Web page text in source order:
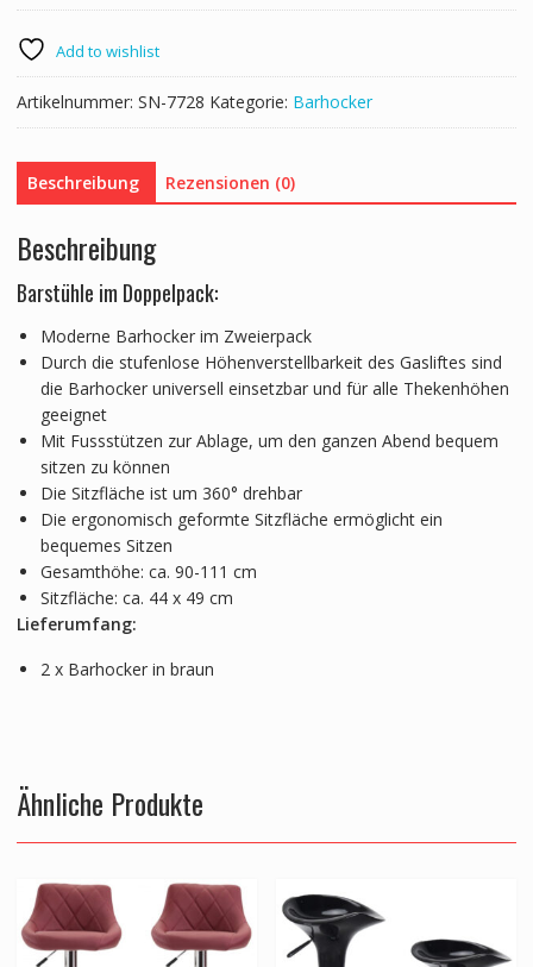
Set
Menge
Add to wishlist
Artikelnummer: SN-7728 Kategorie: Barhocker
Beschreibung Rezensionen (0)
Beschreibung
Barstühle im Doppelpack:
Moderne Barhocker im Zweierpack
Durch die stufenlose Höhenverstellbarkeit des Gasliftes sind
die Barhocker universell einsetzbar und für alle Thekenhöhen
geeignet
Mit Fussstützen zur Ablage, um den ganzen Abend bequem
sitzen zu können
Die Sitzfläche ist um 360° drehbar
Die ergonomisch geformte Sitzfläche ermöglicht ein
bequemes Sitzen
Gesamthöhe: ca. 90-111 cm
Sitzfläche: ca. 44 x 49 cm
Lieferumfang:
2 x Barhocker in braun
Ähnliche Produkte